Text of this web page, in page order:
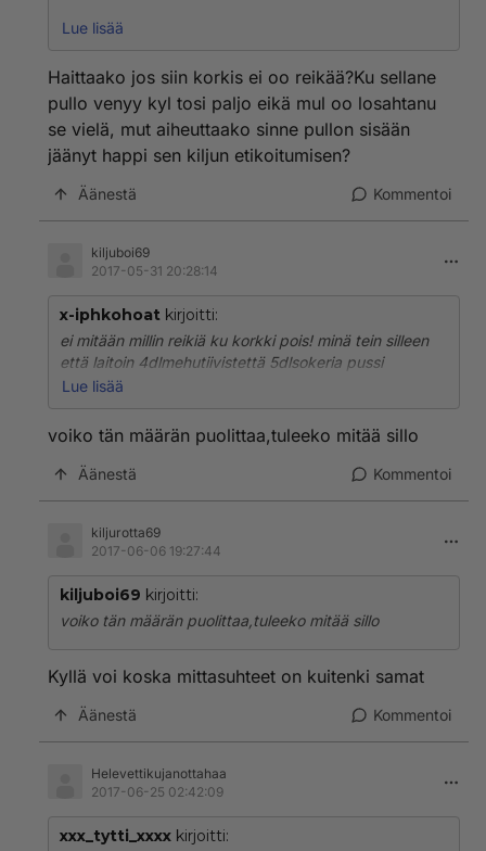
Enpä tosiaan suosittele kraanasta tulevaa lämmintä
estämiseksi. Nyt hiiva on sellainen elävä orgasmi joka
saattaa alkaa muodostaa myrkkyä jos se käydessään
joutuu kosketukseen jonkun vieraan aineen kanssa.
Kiljuvesi on syytä lämmittää hellalla ihan kylmästä
vedestä, voit tietenkin lisätä kylmää vettä kraanasta
lämpöistä vettä kilju vedeksi jos panet liian kylmää
vettä niin kiljun hiiva ei ala käydä ja jos laitat kuumaa
neljäkymmen asteista vettä.
Lue lisää
Haittaako jos siin korkis ei oo reikää?Ku sellane
pullo venyy kyl tosi paljo eikä mul oo losahtanu
se vielä, mut aiheuttaako sinne pullon sisään
jäänyt happi sen kiljun etikoitumisen?
Äänestä Kommentoi
kiljuboi69
2017-05-31 20:28:14
x-iphkohoat kirjoitti:
ei mitään millin reikiä ku korkki pois! minä tein silleen
että laitoin 4dlmehutiivistettä 5dlsokeria pussi
kuivahiivaa ja 2litraa lämmintä vettä annoin olla viikon
Lue lisää
voiko tän määrän puolittaa,tuleeko mitää sillo
Äänestä Kommentoi
kiljurotta69
2017-06-06 19:27:44
kiljuboi69 kirjoitti:
voiko tän määrän puolittaa,tuleeko mitää sillo
Kyllä voi koska mittasuhteet on kuitenki samat
Äänestä Kommentoi
Helevettikujanottahaa
2017-06-25 02:42:09
xxx_tytti_xxxx kirjoitti: